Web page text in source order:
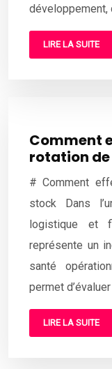
développement,
LIRE LA SUITE
Comment
rotation
# Comment
stock Dans
logistique et
représente un
santé
permet
LIRE LA SUITE